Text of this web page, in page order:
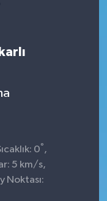
0° ,
5 km/s,
Noktası: